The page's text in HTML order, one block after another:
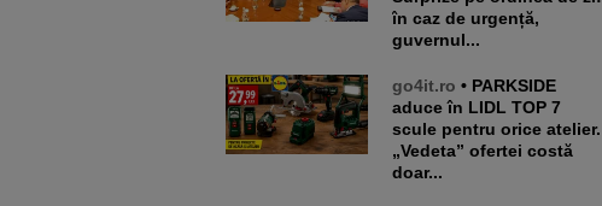
în caz de urgență,
guvernul...
go4it.ro • PARKSIDE
aduce în LIDL TOP 7
scule pentru orice atelier.
„Vedeta” ofertei costă
doar...